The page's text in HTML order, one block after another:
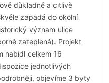
důkladně a citlivě
zapadá do okolní
význam ulice
zateplená). Projekt
nabídl celkem 16
jednotlivých
objevíme 3 byty